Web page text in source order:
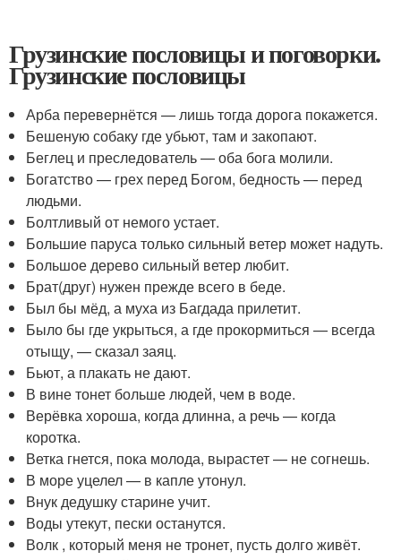
Грузинские пословицы и поговорки.
Грузинские пословицы
Арба перевернётся — лишь тогда дорога покажется.
Бешеную собаку где убьют, там и закопают.
Беглец и преследователь — оба бога молили.
Богатство — грех перед Богом, бедность — перед
людьми.
Болтливый от немого устает.
Большие паруса только сильный ветер может надуть.
Большое дерево сильный ветер любит.
Брат(друг) нужен прежде всего в беде.
Был бы мёд, а муха из Багдада прилетит.
Было бы где укрыться, а где прокормиться — всегда
отыщу, — сказал заяц.
Бьют, а плакать не дают.
В вине тонет больше людей, чем в воде.
Верёвка хороша, когда длинна, а речь — когда
коротка.
Ветка гнется, пока молода, вырастет — не согнешь.
В море уцелел — в капле утонул.
Внук дедушку старине учит.
Воды утекут, пески останутся.
Волк , который меня не тронет, пусть долго живёт.